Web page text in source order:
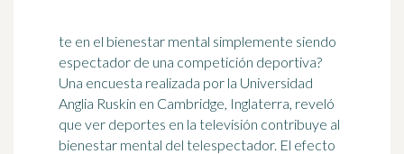
te en el bienestar mental simplemente siendo
espectador de una competición deportiva?
Una encuesta realizada por la Universidad
Anglia Ruskin en Cambridge, Inglaterra, reveló
que ver deportes en la televisión contribuye al
bienestar mental del telespectador. El efecto